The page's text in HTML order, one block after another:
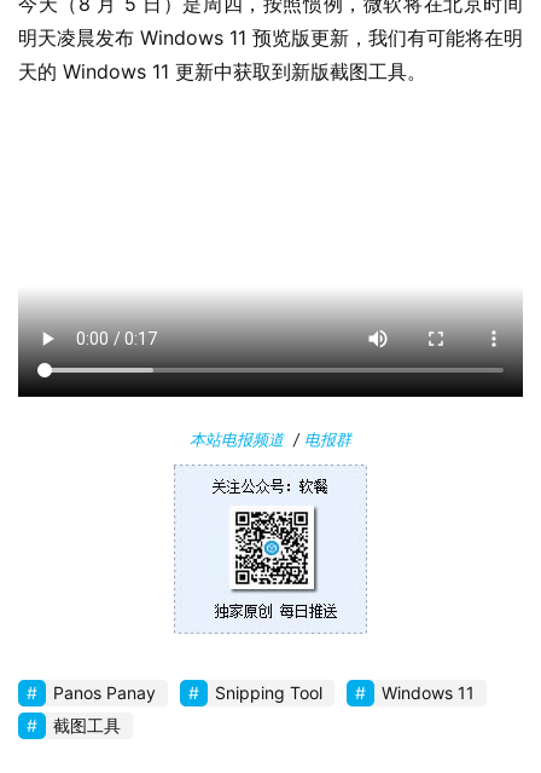
n
1
1
P
C
软
关
于
明天凌晨发布 Windows 11 预览版更新，我们有可能将在明
天的 Windows 11 更新中获取到新版截图工具。
本站电报频道/ 电报群
Panos Panay Snipping Tool
Windows 11
截图工具